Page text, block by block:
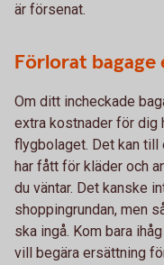
är försenat.
Förlorat bagage
Om ditt incheckade
extra kostnader för dig
flygbolaget. Det kan till
har fått för kläder och
du väntar. Det kanske
shoppingrundan, men
ska ingå. Kom bara
vill begära ersättning